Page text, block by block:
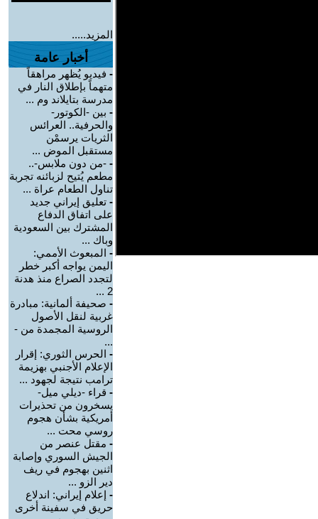
المزيد.....
أخبار عامة
- فيديو يُظهر مراهقاً
متهماً بإطلاق النار في
مدرسة بتايلاند وم ...
- بين -الكوتور-
والحرفية.. العرائس
الثريات يرسمْن
مستقبل الموض ...
- -من دون ملابس-..
مطعم يُتيح لزبائنه تجربة
تناول الطعام عراة ...
- تعليق إيراني جديد
على اتفاق الدفاع
المشترك بين السعودية
وباك ...
- المبعوث الأممي:
اليمن يواجه أكبر خطر
لتجدد الصراع منذ هدنة
2 ...
- صحيفة ألمانية: مبادرة
غربية لنقل الأصول
الروسية المجمدة من -
...
- الحرس الثوري: إقرار
الإعلام الأجنبي بهزيمة
ترامب نتيجة لجهود ...
- قراء -ديلي ميل-
يسخرون من تحذيرات
أمريكية بشأن هجوم
روسي محت ...
- مقتل عنصر من
الجيش السوري وإصابة
اثنين بهجوم في ريف
دير الزو ...
- إعلام إيراني: اندلاع
حريق في سفينة أخرى